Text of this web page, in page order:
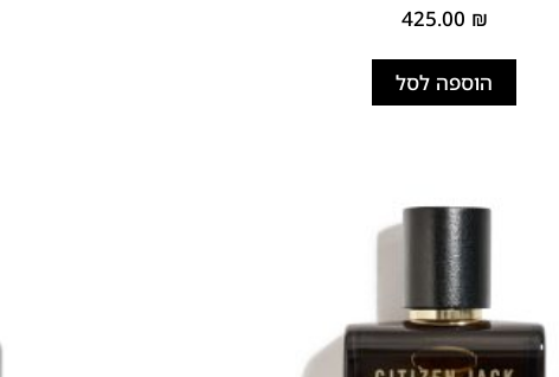
425.00 ₪
הוספה לסל